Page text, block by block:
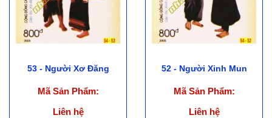
53 - Người Xơ Đăng
Mã Sản Phẩm:
Liên hệ
52 - Người Xinh Mun
Mã Sản Phẩm:
Liên hệ